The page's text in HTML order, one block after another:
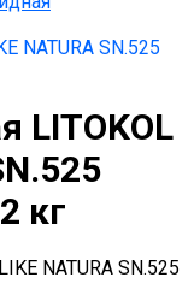
NATURA SN.525
LITOKOL
кг